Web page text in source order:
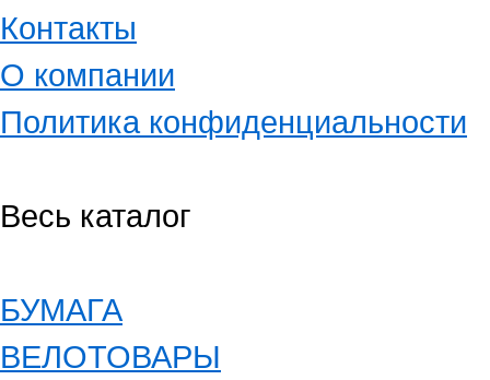
Контакты
О компании
Политика конфиденциальности
Весь каталог
БУМАГА
ВЕЛОТОВАРЫ